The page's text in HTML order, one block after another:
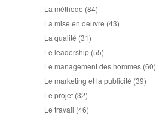
La méthode (84)
La mise en oeuvre (43)
La qualité (31)
Le leadership (55)
Le management des hommes (60)
Le marketing et la publicité (39)
Le projet (32)
Le travail (46)